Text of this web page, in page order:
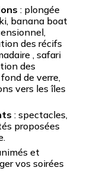
: plongée
banana boat
des récifs
, safari
des
de verre,
vers les îles
: spectacles,
proposées
et
vos soirées